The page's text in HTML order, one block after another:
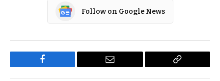
Follow on Google News
Facebook Email
Copy